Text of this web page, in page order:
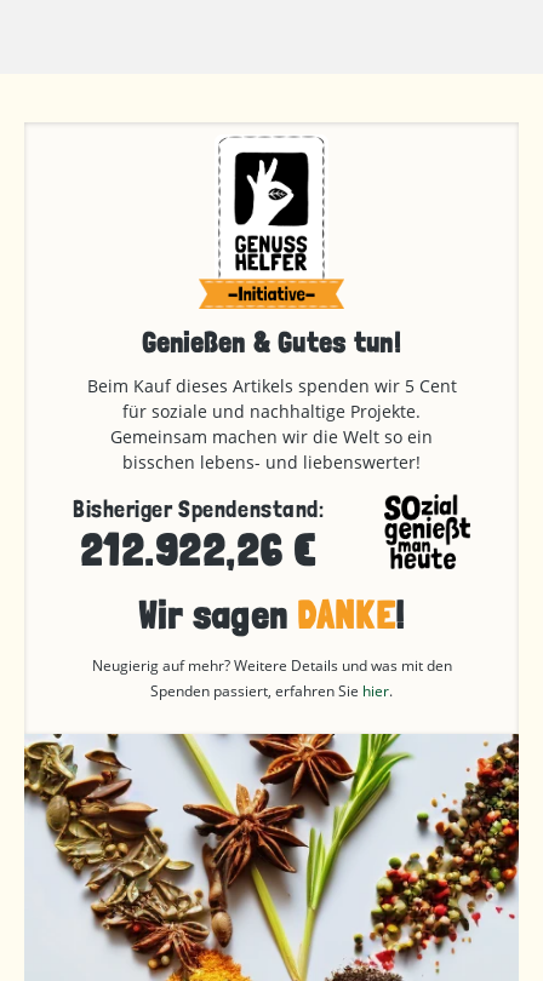
Genießen & Gutes tun!
Beim Kauf dieses Artikels spenden wir 5 Cent
für soziale und nachhaltige Projekte.
Gemeinsam machen wir die Welt so ein
bisschen lebens- und liebenswerter!
Bisheriger Spendenstand:
212.922,26 €
Wir sagen DANKE!
Neugierig auf mehr? Weitere Details und was mit den
Spenden passiert, erfahren Sie hier.